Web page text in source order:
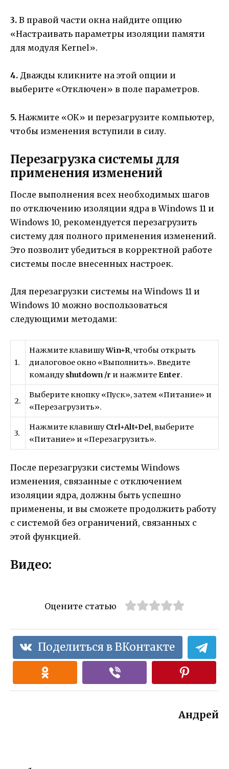
3. В правой части окна найдите опцию
«Настраивать параметры изоляции памяти
для модуля Kernel».
4. Дважды кликните на этой опции и
выберите «Отключен» в поле параметров.
5. Нажмите «ОК» и перезагрузите компьютер,
чтобы изменения вступили в силу.
Перезагрузка системы для
применения изменений
После выполнения всех необходимых шагов
по отключению изоляции ядра в Windows 11 и
Windows 10, рекомендуется перезагрузить
систему для полного применения изменений.
Это позволит убедиться в корректной работе
системы после внесенных настроек.
Для перезагрузки системы на Windows 11 и
Windows 10 можно воспользоваться
следующими методами:
1.
Нажмите клавишуWin+R, чтобы открыть
диалоговое окно «Выполнить». Введите
команду shutdown /r и нажмитеEnter.
2.
Выберите кнопку «Пуск», затем «Питание» и
«Перезагрузить».
3.
Нажмите клавишу Ctrl+Alt+Del, выберите
«Питание» и «Перезагрузить».
После перезагрузки системы Windows
изменения, связанные с отключением
изоляции ядра, должны быть успешно
применены, и вы сможете продолжить работу
с системой без ограничений, связанных с
этой функцией.
Видео:
Оцените статью
Поделиться в ВКонтакте
Андрей